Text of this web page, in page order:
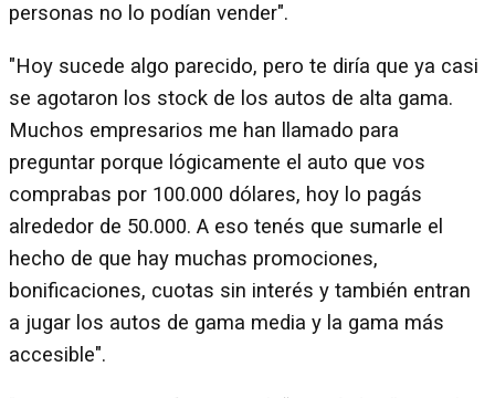
personas no lo podían vender".
"Hoy sucede algo parecido, pero te diría que ya casi
se agotaron los stock de los autos de alta gama.
Muchos empresarios me han llamado para
preguntar porque lógicamente el auto que vos
comprabas por 100.000 dólares, hoy lo pagás
alrededor de 50.000. A eso tenés que sumarle el
hecho de que hay muchas promociones,
bonificaciones, cuotas sin interés y también entran
a jugar los autos de gama media y la gama más
accesible".